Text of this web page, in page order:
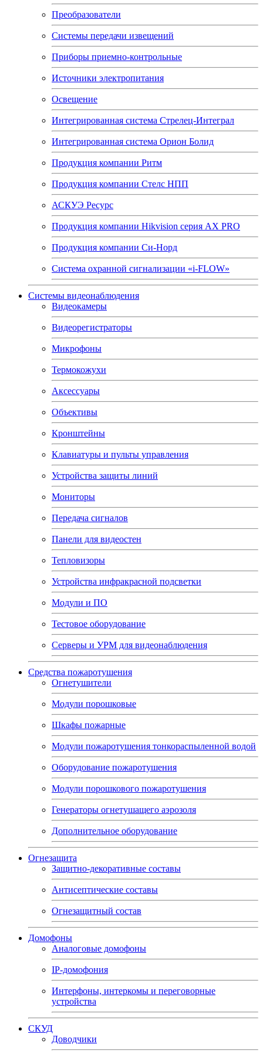
Преобразователи
Системы передачи извещений
Приборы приемно-контрольные
Источники электропитания
Освещение
Интегрированная система Стрелец-Интеграл
Интегрированная система Орион Болид
Продукция компании Ритм
Продукция компании Стелс НПП
АСКУЭ Ресурс
Продукция компании Hikvision серия AX PRO
Продукция компании Си-Норд
Система охранной сигнализации «i-FLOW»
Системы видеонаблюдения
Видеокамеры
Видеорегистраторы
Микрофоны
Термокожухи
Аксессуары
Объективы
Кронштейны
Клавиатуры и пульты управления
Устройства защиты линий
Мониторы
Передача сигналов
Панели для видеостен
Тепловизоры
Устройства инфракрасной подсветки
Модули и ПО
Тестовое оборудование
Серверы и УРМ для видеонаблюдения
Средства пожаротушения
Огнетушители
Модули порошковые
Шкафы пожарные
Модули пожаротушения тонкораспыленной водой
Оборудование пожаротушения
Модули порошкового пожаротушения
Генераторы огнетушащего аэрозоля
Дополнительное оборудование
Огнезащита
Защитно-декоративные составы
Антисептические составы
Огнезащитный состав
Домофоны
Аналоговые домофоны
IP-домофония
Интерфоны, интеркомы и переговорные
устройства
СКУД
Доводчики